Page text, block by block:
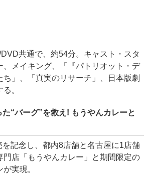
共通で、約54分。キャスト・スタ
、メイキング、「『パトリオット・デ
ち」、「真実のリサーチ」、日本版劇
。
“バーグ”を救え! もうやんカレーと
記念し、都内8店舗と名古屋に1店舗
門店「もうやんカレー」と期間限定の
実現。